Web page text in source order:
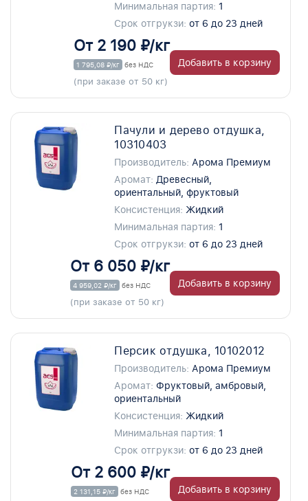
Минимальная партия: 1
Срок отгрукзи: от 6 до 23 дней
От 2 190 ₽/кг
1 795,08 ₽/кг без НДС
(при заказе от 50 кг)
Добавить в корзину
Пачули и дерево отдушка,
10310403
Производитель: Арома Премиум
Аромат: Древесный,
ориентальный, фруктовый
Консистенция: Жидкий
Минимальная партия: 1
Срок отгрукзи: от 6 до 23 дней
От 6 050 ₽/кг
4 959,02 ₽/кг без НДС
(при заказе от 50 кг)
Добавить в корзину
Персик отдушка, 10102012
Производитель: Арома Премиум
Аромат: Фруктовый, амбровый,
ориентальный
Консистенция: Жидкий
Минимальная партия: 1
Срок отгрукзи: от 6 до 23 дней
От 2 600 ₽/кг
2 131,15 ₽/кг без НДС Добавить в корзину